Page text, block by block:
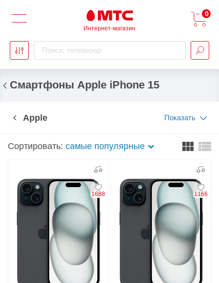
Интернет-магазин
Поиск: телевизор
0
Смартфоны Apple iPhone 15
Apple Показать
Сортировать: самые популярные
1688 1166